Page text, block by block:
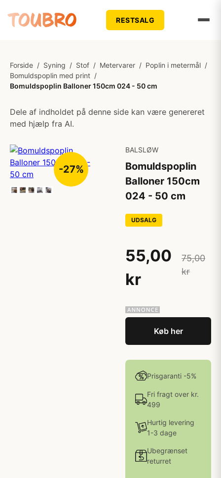
RESTSALG
Forside / Syning / Stof / Metervarer / Poplin i metermål /
Bomuldspoplin med print /
Bomuldspoplin Balloner 150cm 024 - 50 cm
Dele af indholdet på denne side kan være genereret
med hjælp fra AI.
-27%
BALSLØW
Bomuldspoplin
Balloner 150cm
024 - 50 cm
UDSALG
55,00
kr
75,00
kr
Køb her
Prisgaranti -5%
Fri fragt over kr.
499
Hurtig levering
1-3 dage
Ubegrænset
returret